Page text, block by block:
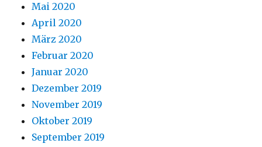
Mai 2020
April 2020
März 2020
Februar 2020
Januar 2020
Dezember 2019
November 2019
Oktober 2019
September 2019